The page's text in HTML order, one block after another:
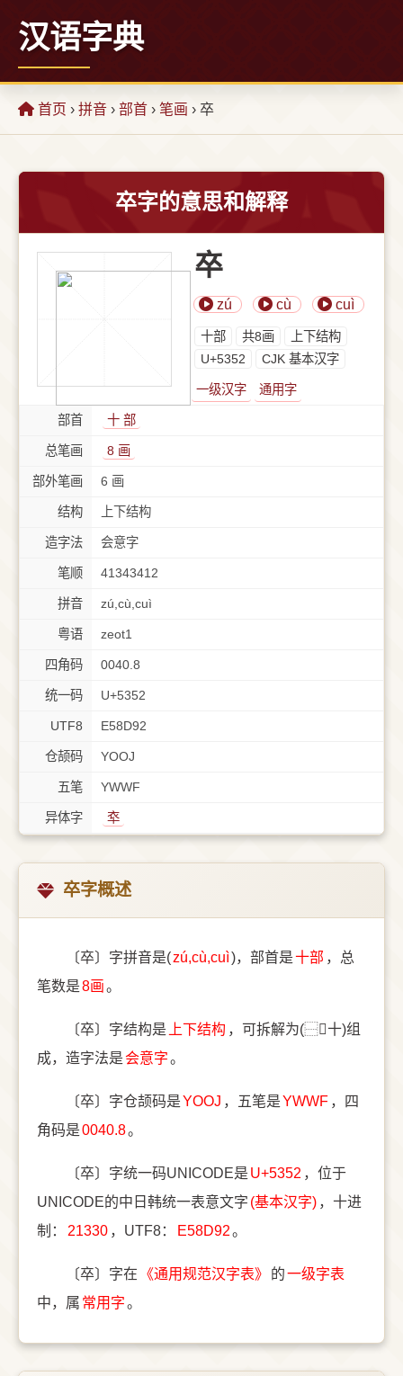
汉语字典
首页 › 拼音 › 部首 › 笔画 › 卒
卒字的意思和解释
卒
zú cù cuì
⼗部 共8画
上下结构
U+5352
CJK 基本汉字
一级汉字 通用字
部首 ⼗ 部
总笔画 8 画
部外笔画 6 画
结构 上下结构
造字法 会意字
笔顺 41343412
拼音 zú,cù,cuì
粤语 zeot1
四角码 0040.8
统一码 U+5352
UTF8 E58D92
仓颉码 YOOJ
五笔 YWWF
异体字 䘚
卒字概述
〔卒〕字拼音是(zú,cù,cuì)，部首是⼗部 ，总
笔数是8画。
〔卒〕字结构是 上下结构 ，可拆解为(⿱𠅃十)组
成，造字法是 会意字。
〔卒〕字仓颉码是YOOJ ，五笔是YWWF ，四
角码是0040.8。
〔卒〕字统一码UNICODE是 U+5352 ，位于
UNICODE的中日韩统一表意文字 (基本汉字) ，十进
制：
21330 ，UTF8： E58D92。
〔卒〕字在 《通用规范汉字表》 的一级字表
中，属 常用字。